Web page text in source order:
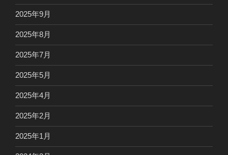
2025年9月
2025年8月
2025年7月
2025年5月
2025年4月
2025年2月
2025年1月